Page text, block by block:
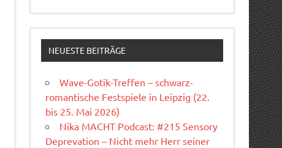
NEUESTE BEITRÄGE
Wave-Gotik-Treffen – schwarz-
romantische Festspiele in Leipzig (22.
bis 25. Mai 2026)
Nika MACHT Podcast: #215 Sensory
Deprevation – Nicht mehr Herr seiner